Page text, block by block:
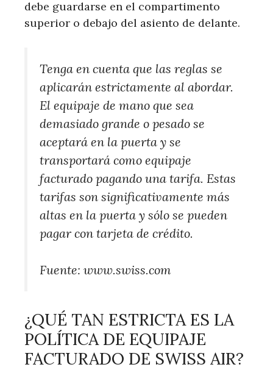
debe guardarse en el compartimento
superior o debajo del asiento de delante.
Tenga en cuenta que las reglas se
aplicarán estrictamente al abordar.
El equipaje de mano que sea
demasiado grande o pesado se
aceptará en la puerta y se
transportará como equipaje
facturado pagando una tarifa. Estas
tarifas son significativamente más
altas en la puerta y sólo se pueden
pagar con tarjeta de crédito.
Fuente: www.swiss.com
¿QUÉ TAN ESTRICTA ES LA
POLÍTICA DE EQUIPAJE
FACTURADO DE SWISS AIR?